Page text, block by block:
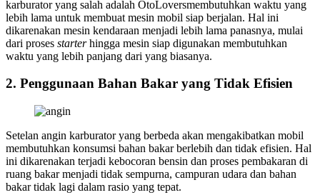
karburator yang salah adalah OtoLoversmembutuhkan waktu yang
lebih lama untuk membuat mesin mobil siap berjalan. Hal ini
dikarenakan mesin kendaraan menjadi lebih lama panasnya, mulai
dari proses starterhingga mesin siap digunakan membutuhkan
waktu yang lebih panjang dari yang biasanya.
2. Penggunaan Bahan Bakar yang Tidak Efisien
Setelan angin karburator yang berbeda akan mengakibatkan mobil
membutuhkan konsumsi bahan bakar berlebih dan tidak efisien. Hal
ini dikarenakan terjadi kebocoran bensin dan proses pembakaran di
ruang bakar menjadi tidak sempurna, campuran udara dan bahan
bakar tidak lagi dalam rasio yang tepat.